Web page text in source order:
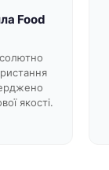
Food
якості.